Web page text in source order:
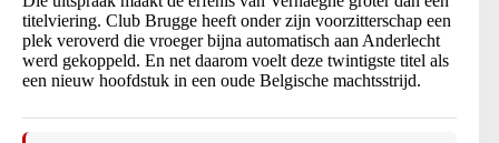
titelviering. Club Brugge heeft onder zijn voorzitterschap een
plek veroverd die vroeger bijna automatisch aan Anderlecht
werd gekoppeld. En net daarom voelt deze twintigste titel als
een nieuw hoofdstuk in een oude Belgische machtsstrijd.